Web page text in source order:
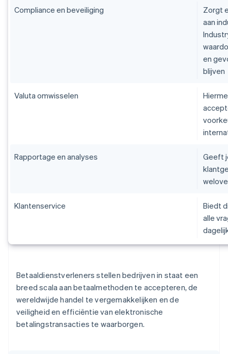
Compliance en beveiliging
Zorgt
aan
en
blijven
Valuta omwisselen
Rapportage en analyses
Geeft
Klantenservice
Biedt
alle
Betaaldienstverleners stellen bedrijven in staat een
breed scala aan betaalmethoden te accepteren, de
wereldwijde handel te vergemakkelijken en de
veiligheid en efficiëntie van elektronische
betalingstransacties te waarborgen.